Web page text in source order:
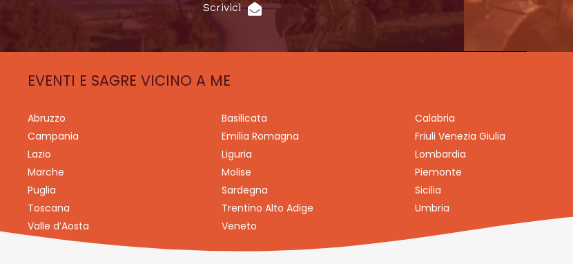
Scrivici
EVENTI E SAGRE VICINO A ME
Abruzzo Basilicata
Calabria
Campania
Emilia Romagna
Friuli Venezia Giulia
Lazio
Liguria
Lombardia
Marche
Molise
Piemonte
Puglia
Sardegna
Sicilia
Toscana
Trentino Alto Adige
Umbria
Valle d’Aosta
Veneto